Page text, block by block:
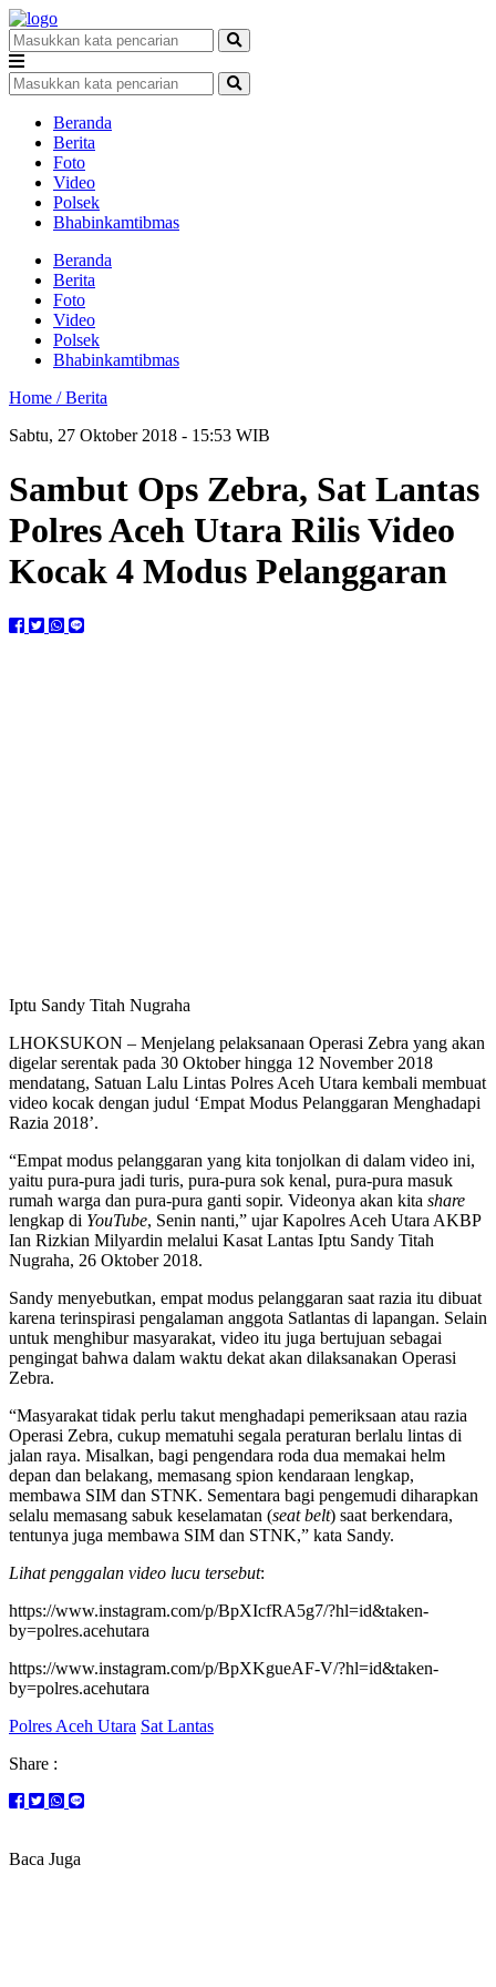
Beranda
Berita
Foto
Video
Polsek
Bhabinkamtibmas
Beranda
Berita
Foto
Video
Polsek
Bhabinkamtibmas
Home /Berita
Sabtu, 27 Oktober 2018 - 15:53 WIB
Sambut Ops Zebra, Sat Lantas
Polres Aceh Utara Rilis Video
Kocak 4 Modus Pelanggaran
Iptu Sandy Titah Nugraha
LHOKSUKON – Menjelang pelaksanaan Operasi Zebra yang akan
digelar serentak pada 30 Oktober hingga 12 November 2018
mendatang, Satuan Lalu Lintas Polres Aceh Utara kembali membuat
video kocak dengan judul ‘Empat Modus Pelanggaran Menghadapi
Razia 2018’.
“Empat modus pelanggaran yang kita tonjolkan di dalam video ini,
yaitu pura-pura jadi turis, pura-pura sok kenal, pura-pura masuk
rumah warga dan pura-pura ganti sopir. Videonya akan kita share
lengkap di YouTube, Senin nanti,” ujar Kapolres Aceh Utara AKBP
Ian Rizkian Milyardin melalui Kasat Lantas Iptu Sandy Titah
Nugraha, 26 Oktober 2018.
Sandy menyebutkan, empat modus pelanggaran saat razia itu dibuat
karena terinspirasi pengalaman anggota Satlantas di lapangan. Selain
untuk menghibur masyarakat, video itu juga bertujuan sebagai
pengingat bahwa dalam waktu dekat akan dilaksanakan Operasi
Zebra.
“Masyarakat tidak perlu takut menghadapi pemeriksaan atau razia
Operasi Zebra, cukup mematuhi segala peraturan berlalu lintas di
jalan raya. Misalkan, bagi pengendara roda dua memakai helm
depan dan belakang, memasang spion kendaraan lengkap,
membawa SIM dan STNK. Sementara bagi pengemudi diharapkan
selalu memasang sabuk keselamatan (seat belt) saat berkendara,
tentunya juga membawa SIM dan STNK,” kata Sandy.
Lihat penggalan video lucu tersebut:
https://www.instagram.com/p/BpXIcfRA5g7/?hl=id&taken-
by=polres.acehutara
https://www.instagram.com/p/BpXKgueAF-V/?hl=id&taken-
by=polres.acehutara
Polres Aceh Utara Sat Lantas
Share :
Baca Juga